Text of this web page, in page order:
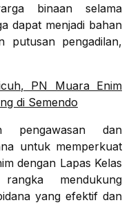
binaan selama
dapat menjadi bahan
putusan pengadilan,
PN Muara Enim
di Semendo
pengawasan dan
untuk memperkuat
dengan Lapas Kelas
mendukung
yang efektif dan